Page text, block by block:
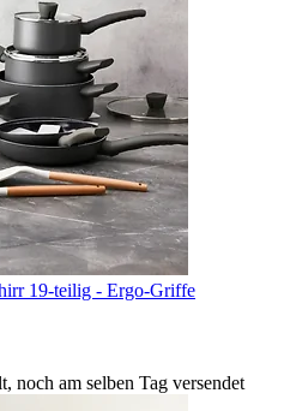
19-teilig - Ergo-Griffe
noch am selben Tag versendet